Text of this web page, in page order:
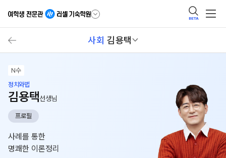
BETA
사회 김용택
N수
정치와법
김용택선생님
프로필
사례를 통한
명쾌한 이론정리